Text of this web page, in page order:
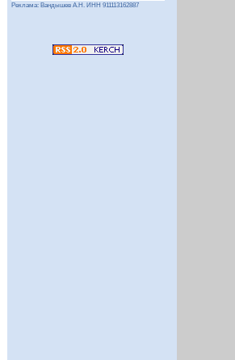
Реклама: Вандышев А.Н. ИНН 911113162887